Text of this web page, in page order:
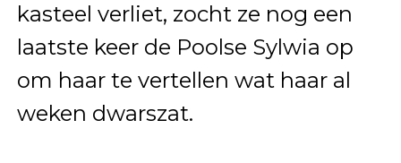
kasteel verliet, zocht ze nog een
laatste keer de Poolse Sylwia op
om haar te vertellen wat haar al
weken dwarszat.